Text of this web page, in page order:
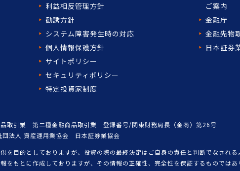
利益相反管理方針
勧誘方針
システム障害発生時の対応
個人情報保護方針
サイトポリシー
セキュリティポリシー
特定投資家制度
ご案内
金融庁
金融先物
日本証券
取引業 第二種金融商品取引業 登録番号/関東財務局長（金商）第26号
法人 資産運用業協会 日本証券業協会
を目的としておりますが、投資の際の最終決定はご自身の責任と判断でなされる
をもとに作成しておりますが、その情報の正確性、完全性を保証するものではあ